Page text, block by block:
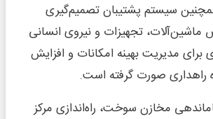
سیستم پشتیبان تصمیم‌گیری
تجهیزات و نیروی انسانی
برای مدیریت بهینه امکانات و افزایش
راهداری صورت گرفته است.
مخازن سوخت، راه‌اندازی مرکز